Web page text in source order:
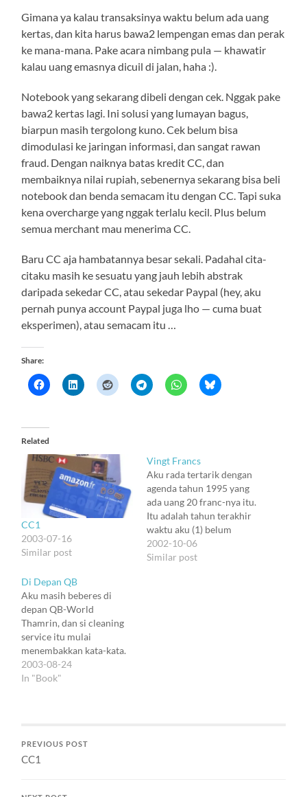
Gimana ya kalau transaksinya waktu belum ada uang
kertas, dan kita harus bawa2 lempengan emas dan perak
ke mana-mana. Pake acara nimbang pula — khawatir
kalau uang emasnya dicuil di jalan, haha :).
Notebook yang sekarang dibeli dengan cek. Nggak pake
bawa2 kertas lagi. Ini solusi yang lumayan bagus,
biarpun masih tergolong kuno. Cek belum bisa
dimodulasi ke jaringan informasi, dan sangat rawan
fraud. Dengan naiknya batas kredit CC, dan
membaiknya nilai rupiah, sebenernya sekarang bisa beli
notebook dan benda semacam itu dengan CC. Tapi suka
kena overcharge yang nggak terlalu kecil. Plus belum
semua merchant mau menerima CC.
Baru CC aja hambatannya besar sekali. Padahal cita-
citaku masih ke sesuatu yang jauh lebih abstrak
daripada sekedar CC, atau sekedar Paypal (hey, aku
pernah punya account Paypal juga lho — cuma buat
eksperimen), atau semacam itu …
Share:
Related
CC1
2003-07-16
Similar post
Vingt Francs
Aku rada tertarik dengan
agenda tahun 1995 yang
ada uang 20 franc-nya itu.
Itu adalah tahun terakhir
waktu aku (1) belum
pegang credit card, yang
berarti (2) belum
2002-10-06
Similar post
Di Depan QB
Aku masih beberes di
depan QB-World
Thamrin, dan si cleaning
service itu mulai
menembakkan kata-kata.
"Mahal ya buku-buku di
situ?" "Yaaa ... Mahal juga
beli buku2 mahal gini.)
"Waktu saya ke sana,…
2003-08-24
In "Book"
PREVIOUS POST
CC1